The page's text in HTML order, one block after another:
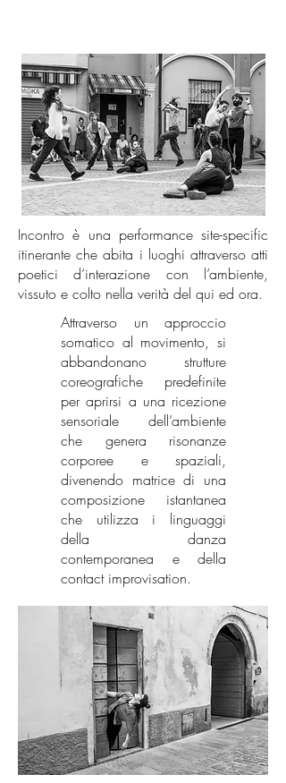
Incontro è una performance site-specific
itinerante che abita i luoghi attraverso atti
poetici d’interazione con l’ambiente,
vissuto e colto nella verità del qui ed ora.
Attraverso un approccio
somatico al movimento, si
abbandonano strutture
coreografiche predefinite
per aprirsi a una ricezione
sensoriale dell’ambiente
che genera risonanze
corporee e spaziali,
divenendo matrice di una
composizione istantanea
che utilizza i linguaggi
della danza
contemporanea e della
contact improvisation.